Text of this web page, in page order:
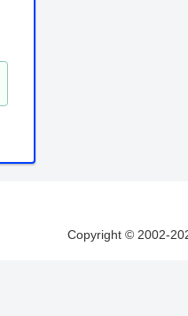
Copyright © 2002-